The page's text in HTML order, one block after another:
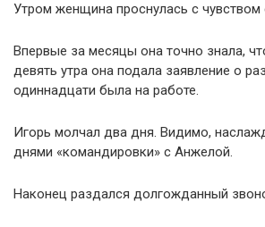
Утром женщина проснулась с чувством
Впервые за месяцы она точно знала,
девять утра она подала заявление о
одиннадцати была на работе.
Игорь молчал два дня. Видимо,
днями «командировки» с Анжелой.
Наконец раздался долгожданный